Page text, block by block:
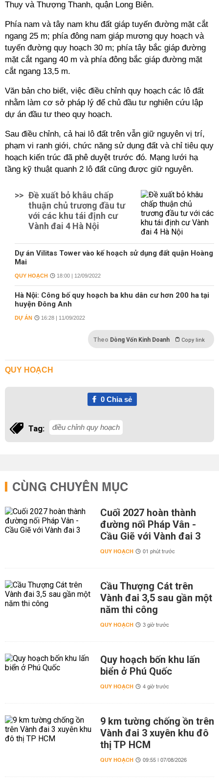
Thụy và Thượng Thanh, quận Long Biên.
Phía nam và tây nam khu đất giáp tuyến đường mặt cắt
ngang 25 m; phía đông nam giáp mương quy hoạch và
tuyến đường quy hoạch 30 m; phía tây bắc giáp đường
mặt cắt ngang 40 m và phía đông bắc giáp đường mặt
cắt ngang 13,5 m.
Văn bản cho biết, việc điều chỉnh quy hoạch các lô đất
nhằm làm cơ sở pháp lý để chủ đầu tư nghiên cứu lập
dự án đầu tư theo quy hoạch.
Sau điều chỉnh, cả hai lô đất trên vẫn giữ nguyên vị trí,
phạm vi ranh giới, chức năng sử dụng đất và chỉ tiêu quy
hoạch kiến trúc đã phê duyệt trước đó. Mạng lưới hạ
tầng kỹ thuật quanh 2 lô đất cũng được giữ nguyên.
>> Đề xuất bỏ khâu chấp
thuận chủ trương đầu tư
với các khu tái định cư
Vành đai 4 Hà Nội
Dự án Vilitas Tower vào kế hoạch sử dụng đất quận Hoàng
Mai
QUY HOẠCH 18:00 | 12/09/2022
Hà Nội: Công bố quy hoạch ba khu dân cư hơn 200 ha tại
huyện Đông Anh
DỰ ÁN 16:28 | 11/09/2022
Theo Dòng Vốn Kinh Doanh Copy link
QUY HOẠCH
0Chia sẻ
Tag: điều chỉnh quy hoạch
CÙNG CHUYÊN MỤC
Cuối 2027 hoàn thành
đường nối Pháp Vân -
Cầu Giẽ với Vành đai 3
QUY HOẠCH 01 phút trước
Cầu Thượng Cát trên
Vành đai 3,5 sau gần một
năm thi công
QUY HOẠCH 3 giờ trước
Quy hoạch bốn khu lấn
biển ở Phú Quốc
QUY HOẠCH 4 giờ trước
9 km tường chống ồn trên
Vành đai 3 xuyên khu đô
thị TP HCM
QUY HOẠCH 09:55 | 07/08/2026